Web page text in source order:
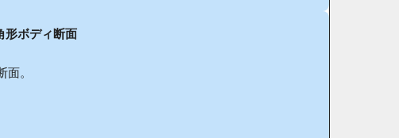
形ボディ断面
。